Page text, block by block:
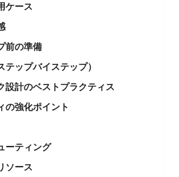
ケース
前の準備
テップバイステップ）
設計のベストプラクティス
の強化ポイント
ーティング
ソース